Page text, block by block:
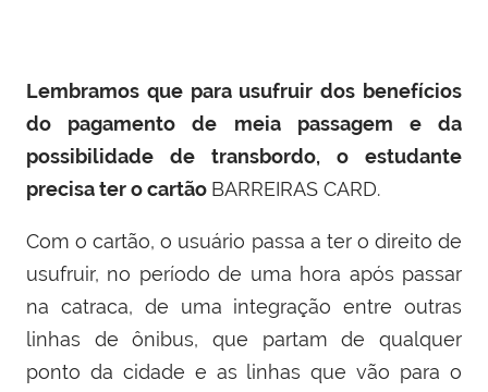
Lembramos que para usufruir dos benefícios
do pagamento de meia passagem e da
possibilidade de transbordo, o estudante
precisa ter o cartão BARREIRAS CARD.
Com o cartão, o usuário passa a ter o direito de
usufruir, no período de uma hora após passar
na catraca, de uma integração entre outras
linhas de ônibus, que partam de qualquer
ponto da cidade e as linhas que vão para o